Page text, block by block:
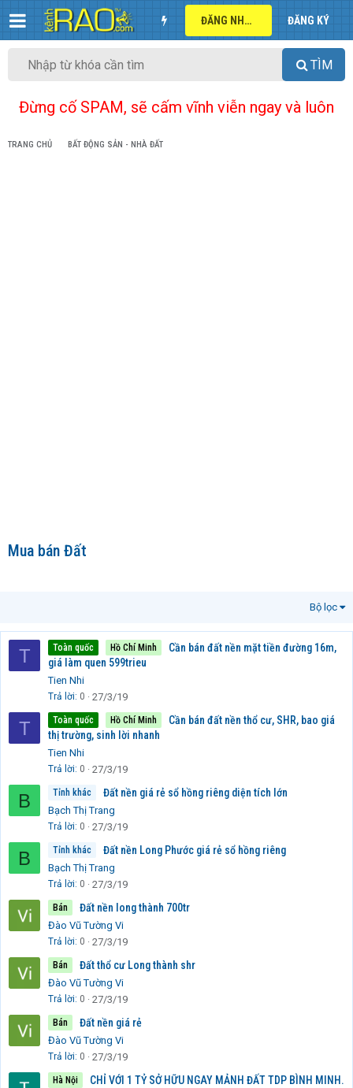
ĐĂNG NHẬP ĐĂNG KÝ
TÌM
Đừng cố SPAM, sẽ cấm vĩnh viễn ngay và luôn
TRANG CHỦ BẤT ĐỘNG SẢN - NHÀ ĐẤT
Mua bán Đất
Bộ lọc
T Toàn quốc Hồ Chí Minh
Cần bán đất nền mặt tiền đường 16m,
giá làm quen 599trieu
Tien Nhi
Trả lời 0 27/3/19
T Toàn quốc Hồ Chí Minh
Cần bán đất nền thổ cư, SHR, bao giá
thị trường, sinh lời nhanh
Tien Nhi
Trả lời 0 27/3/19
B Tỉnh khác Đất nền giá rẻ sổ hồng riêng diện tích lớn
Bạch Thị Trang
Trả lời 0 27/3/19
B Tỉnh khác Đất nền Long Phước giá rẻ sổ hồng riêng
Bạch Thị Trang
Trả lời 0 27/3/19
Bán Đất nền long thành 700tr
Đào Vũ Tường Vi
Trả lời 0 27/3/19
Bán Đất thổ cư Long thành shr
Đào Vũ Tường Vi
Trả lời 0 27/3/19
Bán Đất nền giá rẻ
Đào Vũ Tường Vi
Trả lời 0 27/3/19
Hà Nội CHỈ VỚI 1 TỶ SỞ HỮU NGAY MẢNH ĐẤT TDP BÌNH MINH.